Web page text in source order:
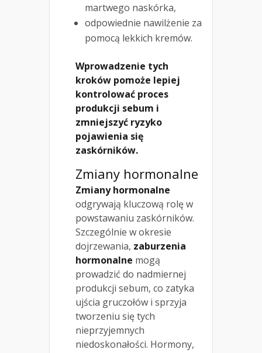
martwego naskórka,
odpowiednie nawilżenie za
pomocą lekkich kremów.
Wprowadzenie tych
kroków pomoże lepiej
kontrolować proces
produkcji sebum i
zmniejszyć ryzyko
pojawienia się
zaskórników.
Zmiany hormonalne
Zmiany hormonalne
odgrywają kluczową rolę w
powstawaniu zaskórników.
Szczególnie w okresie
dojrzewania, zaburzenia
hormonalne mogą
prowadzić do nadmiernej
produkcji sebum, co zatyka
ujścia gruczołów i sprzyja
tworzeniu się tych
nieprzyjemnych
niedoskonałości. Hormony,